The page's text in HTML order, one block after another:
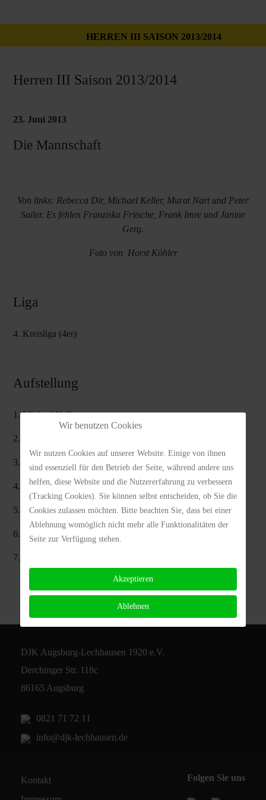
HERREN III SAISON 2013/2014
Herren III Saison 2013/2014
23. Juni 2013
Die Mannschaft
Von links: Rebecca Dir, Michael Keller, Murat Nart und Peter
Sailer. Es fehlen Franziska Fritsche, Frank Imre und Janine
Gerg.
Foto von Horst Köhler
Liga
4. Kreisliga (4er)
Aufstellung
1. Michael Keller
2. Peter Sailer
3. Murat Nart
4. Frank Imre
5. Franziska Fritzsche
6. Rebecca Dirr
7. Janine Gerg
DJK Augsburg-Lechhausen 1920 e.V.
Derchinger Str. 118c
86165 Augsburg
0821 71 72 11
info@djk-lechhausen.de
Kontakt
Folgen Sie uns
Wir benutzen Cookies
Wir nutzen Cookies auf unserer Website. Einige von ihnen
sind essenziell für den Betrieb der Seite, während andere uns
helfen, diese Website und die Nutzererfahrung zu verbessern
(Tracking Cookies). Sie können selbst entscheiden, ob Sie die
Cookies zulassen möchten. Bitte beachten Sie, dass bei einer
Ablehnung womöglich nicht mehr alle Funktionalitäten der
Seite zur Verfügung stehen.
Akzeptieren
Ablehnen